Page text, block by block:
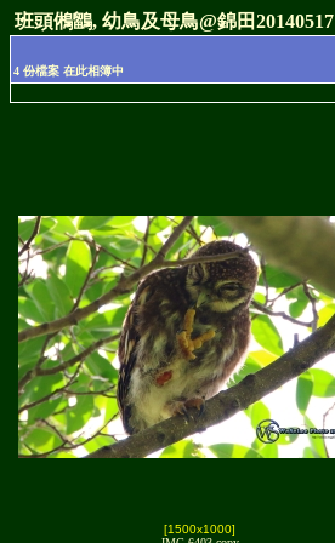
班頭鵂鶹, 幼鳥及母鳥@錦田20140517
4 份檔案 在此相簿中
[1500x1000]